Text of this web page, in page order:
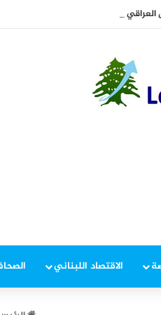
العراقي الى لبنان… واجتماع حكومي
الاقتصاد اللبناني